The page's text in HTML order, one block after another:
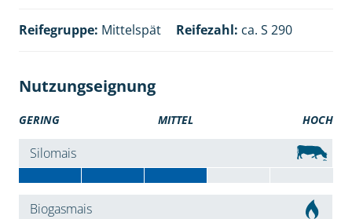
Reifegruppe: Mittelspät Reifezahl: ca. S 290
Nutzungseignung
GERING MITTEL HOCH
Silomais
Biogasmais